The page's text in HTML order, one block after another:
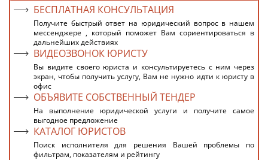
БЕСПЛАТНАЯ КОНСУЛЬТАЦИЯ
Получите быстрый ответ на юридический вопрос в нашем
мессенджере , который поможет Вам сориентироваться в
дальнейших действиях
ВИДЕОЗВОНОК ЮРИСТУ
Вы видите своего юриста и консультируетесь с ним через
экран, чтобы получить услугу, Вам не нужно идти к юристу в
офис
ОБЪЯВИТЕ СОБСТВЕННЫЙ ТЕНДЕР
На выполнение юридической услуги и получите самое
выгодное предложение
КАТАЛОГ ЮРИСТОВ
Поиск исполнителя для решения Вашей проблемы по
фильтрам, показателям и рейтингу